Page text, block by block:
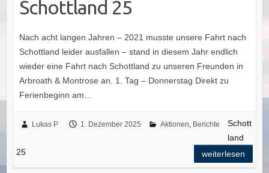
Schottland 25
Nach acht langen Jahren – 2021 musste unsere Fahrt nach
Schottland leider ausfallen – stand in diesem Jahr endlich
wieder eine Fahrt nach Schottland zu unseren Freunden in
Arbroath & Montrose an. 1. Tag – Donnerstag Direkt zu
Ferienbeginn am…
Lukas P 1. Dezember 2025 Aktionen Berichte
Schott
land
25
weiterlesen